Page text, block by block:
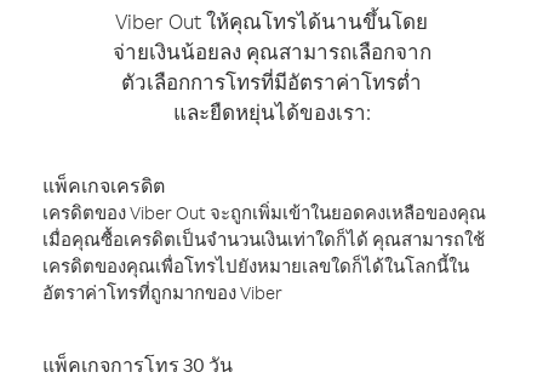
Viber Out ให้คุณโทรได้นานขึ้นโดย
จ่ายเงินน้อยลง คุณสามารถเลือกจาก
ตัวเลือกการโทรที่มีอัตราค่าโทรต่ำ
และยืดหยุ่นได้ของเรา:
แพ็คเกจเครดิต
เครดิตของ Viber Out จะถูกเพิ่มเข้าในยอดคงเหลือของคุณ
เมื่อคุณซื้อเครดิตเป็นจำนวนเงินเท่าใดก็ได้ คุณสามารถใช้
เครดิตของคุณเพื่อโทรไปยังหมายเลขใดก็ได้ในโลกนี้ใน
อัตราค่าโทรที่ถูกมากของ Viber
แพ็คเกจการโทร 30 วัน